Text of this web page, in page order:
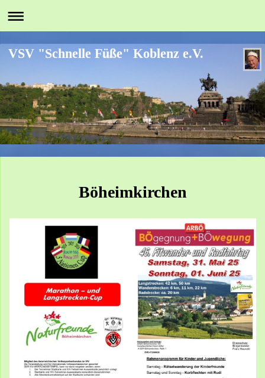
VSV "Schnelle Füße" Koblenz e.V.
Böheimkirchen